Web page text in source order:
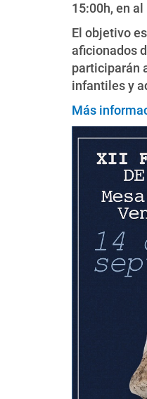
15:00h, en al
El objetivo
aficionados
participarán
infantiles y
Más